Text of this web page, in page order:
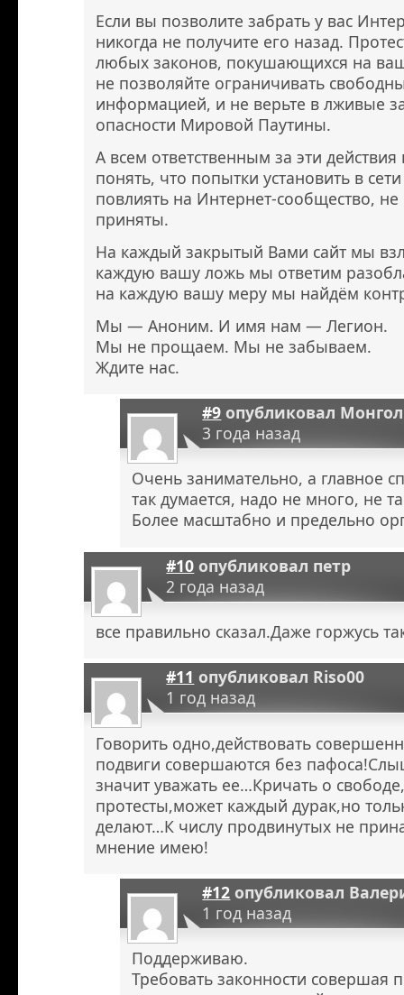
Если вы позволите забрать у вас
никогда не получите его назад.
любых законов, покушающихся на
не позволяйте ограничивать
информацией, и не верьте в лживые
опасности Мировой Паутины.
А всем ответственным за эти
понять, что попытки установить в
повлиять на Интернет-сообщество,
приняты.
На каждый закрытый Вами сайт мы
каждую вашу ложь мы ответим
на каждую вашу меру мы найдём
Мы — Аноним. И имя нам — Легион.
Мы не прощаем. Мы не забываем.
Ждите нас.
#9 опубликовал Монгол
3 года назад
Очень занимательно, а главное
так думается, надо не много, не
Более масштабно и предельно
#10 опубликовал петр
2 года назад
все правильно сказал.Даже горжусь
#11 опубликовал Riso00
1 год назад
Говорить одно,действовать
подвиги совершаются без
значит уважать ее…Кричать о
протесты,может каждый дурак,но
делают…К числу продвинутых не
мнение имею!
#12 опубликовал
1 год назад
Поддерживаю.
Требовать законности совершая